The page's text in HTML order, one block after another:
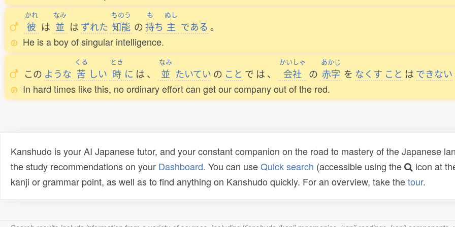
かれ
彼 は
なみ
並 は ずれた
ちのう
知能 の
も
持ち
ぬし
主 である 。
He is a boy of singular intelligence.
この ような
くる
苦 しい
とき
時 に は 、
なみ
並 たいてい の こと で は 、
かいしゃ
会社 の
あかじ
赤字 を なくす こと は できない
In hard times like this, no ordinary effort can get our company out of the red.
Kanshudo is your AI Japanese tutor, and your constant companion on the road to mastery of the Japanese
the study recommendations on your Dashboard. You can useQuick search (accessible using the
icon at
kanji or grammar point, as well as to find anything on Kanshudo quickly. For an overview, take thetour.